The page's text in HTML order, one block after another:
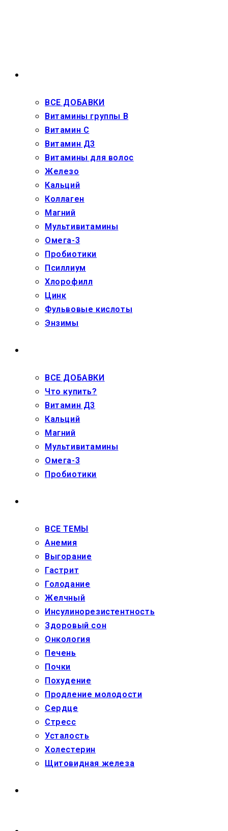
ВСЕ ДОБАВКИ
Витамины группы В
Витамин С
Витамин Д3
Витамины для волос
Железо
Кальций
Коллаген
Магний
Мультивитамины
Омега-3
Пробиотики
Псиллиум
Хлорофилл
Цинк
Фульвовые кислоты
Энзимы
ВСЕ ДОБАВКИ
Что купить?
Витамин Д3
Кальций
Магний
Мультивитамины
Омега-3
Пробиотики
ВСЕ ТЕМЫ
Анемия
Выгорание
Гастрит
Голодание
Желчный
Инсулинорезистентность
Здоровый сон
Онкология
Печень
Почки
Похудение
Продление молодости
Сердце
Стресс
Усталость
Холестерин
Щитовидная железа